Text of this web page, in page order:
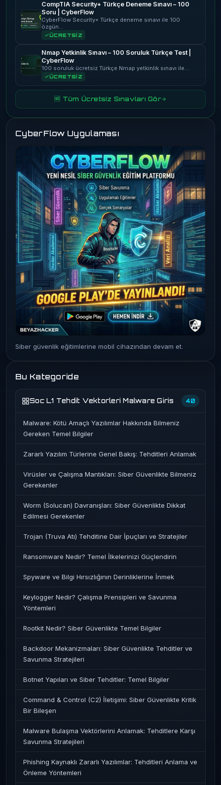
CompTIA Security+ Türkçe Deneme Sınavı – 100
Soru | CyberFlow
CyberFlow Security+ Türkçe deneme sınavı ile 100
özgün…
ÜCRETSİZ
Nmap Yetkinlik Sınavı – 100 Soruluk Türkçe Test |
CyberFlow
100 soruluk ücretsiz Türkçe Nmap yetkinlik sınavı ile…
ÜCRETSİZ
🆓 Tüm Ücretsiz Sınavları Gör
CyberFlow Uygulaması
Siber güvenlik eğitimlerine mobil cihazından devam et.
Bu Kategoride
Soc L1 Tehdit Vektorleri Malware Giris 40
Malware: Kötü Amaçlı Yazılımlar Hakkında Bilmeniz
Gereken Temel Bilgiler
Zararlı Yazılım Türlerine Genel Bakış: Tehditleri Anlamak
Virüsler ve Çalışma Mantıkları: Siber Güvenlikte Bilmeniz
Gerekenler
Worm (Solucan) Davranışları: Siber Güvenlikte Dikkat
Edilmesi Gerekenler
Trojan (Truva Atı) Tehditine Dair İpuçları ve Stratejiler
Ransomware Nedir? Temel İlkelerinizi Güçlendirin
Spyware ve Bilgi Hırsızlığının Derinliklerine İnmek
Keylogger Nedir? Çalışma Prensipleri ve Savunma
Yöntemleri
Rootkit Nedir? Siber Güvenlikte Temel Bilgiler
Backdoor Mekanizmaları: Siber Güvenlikte Tehditler ve
Savunma Stratejileri
Botnet Yapıları ve Siber Tehditler: Temel Bilgiler
Command & Control (C2) İletişimi: Siber Güvenlikte Kritik
Bir Bileşen
Malware Bulaşma Vektörlerini Anlamak: Tehditlere Karşı
Savunma Stratejileri
Phishing Kaynaklı Zararlı Yazılımlar: Tehditleri Anlama ve
Önleme Yöntemleri